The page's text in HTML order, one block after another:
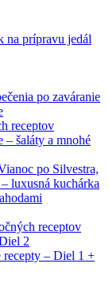
na prípravu jedál
po zaváranie
receptov
šaláty a mnohé
po Silvestra,
luxusná kuchárka
receptov
2
recepty – Diel 1 +